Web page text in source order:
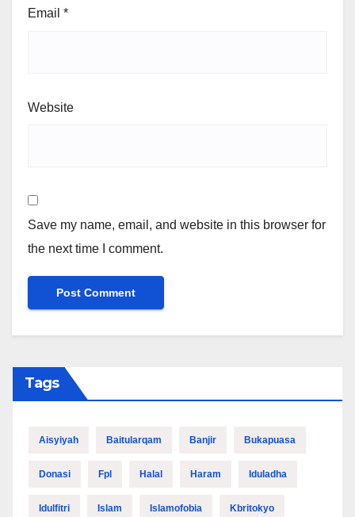
Email *
Website
Save my name, email, and website in this browser for
the next time I comment.
Tags
Aisyiyah Baitularqam Banjir Bukapuasa
Donasi Fpl Halal Haram Iduladha
Idulfitri Islam Islamofobia Kbritokyo